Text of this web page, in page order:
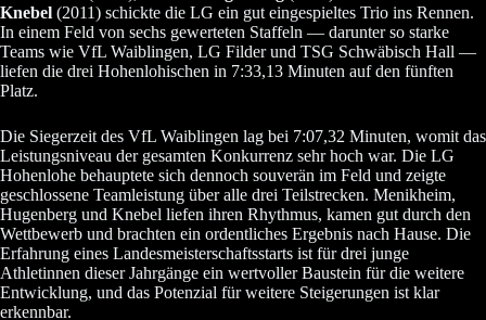
Knebel (2011) schickte die LG ein gut eingespieltes Trio ins Rennen.
In einem Feld von sechs gewerteten Staffeln — darunter so starke
Teams wie VfL Waiblingen, LG Filder und TSG Schwäbisch Hall —
liefen die drei Hohenlohischen in 7:33,13 Minuten auf den fünften
Platz.
Die Siegerzeit des VfL Waiblingen lag bei 7:07,32 Minuten, womit das
Leistungsniveau der gesamten Konkurrenz sehr hoch war. Die LG
Hohenlohe behauptete sich dennoch souverän im Feld und zeigte
geschlossene Teamleistung über alle drei Teilstrecken. Menikheim,
Hugenberg und Knebel liefen ihren Rhythmus, kamen gut durch den
Wettbewerb und brachten ein ordentliches Ergebnis nach Hause. Die
Erfahrung eines Landesmeisterschaftsstarts ist für drei junge
Athletinnen dieser Jahrgänge ein wertvoller Baustein für die weitere
Entwicklung, und das Potenzial für weitere Steigerungen ist klar
erkennbar.